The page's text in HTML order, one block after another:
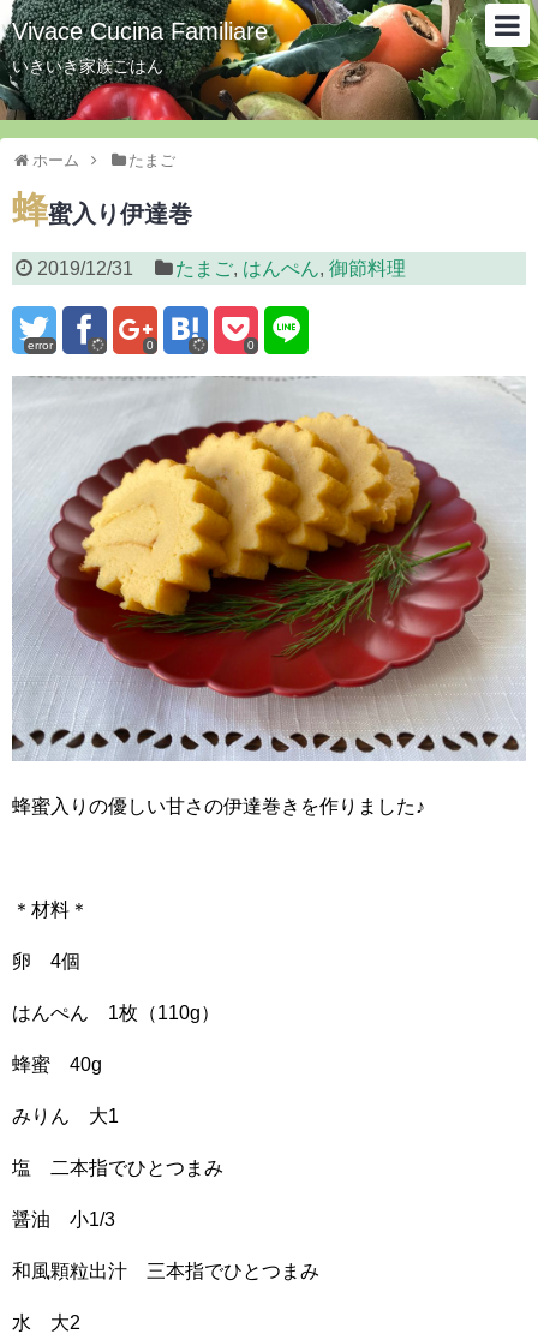
Vivace Cucina Familiare
いきいき家族ごはん
ホーム たまご
蜂蜜入り伊達巻
2019/12/31 たまご, はんぺん,御節料理
error 0 0
蜂蜜入りの優しい甘さの伊達巻きを作りました♪
＊材料＊
卵 4個
はんぺん 1枚（110g）
蜂蜜 40g
みりん 大1
塩 二本指でひとつまみ
醤油 小1/3
和風顆粒出汁 三本指でひとつまみ
水 大2